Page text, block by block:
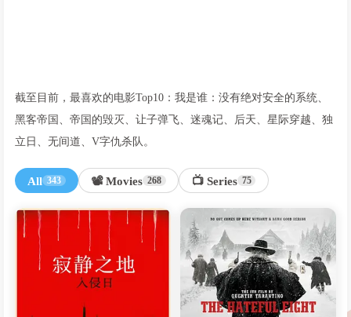
截至目前，最喜欢的电影Top10：我是谁：没有绝对安全的系统、
黑客帝国、帝国的毁灭、让子弹飞、迷魂记、后天、星际穿越、独
立日、无间道、V字仇杀队。
All 343 📽️ Movies 268 📺 Series 75